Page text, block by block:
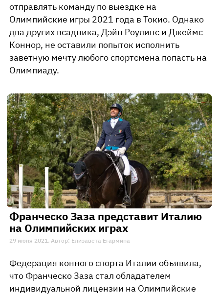
отправлять команду по выездке на
Олимпийские игры 2021 года в Токио. Однако
два других всадника, Дэйн Роулинс и Джеймс
Коннор, не оставили попыток исполнить
заветную мечту любого спортсмена попасть на
Олимпиаду.
Франческо Заза представит Италию
на Олимпийских играх
29 июня 2021. Автор: Елизавета Егармина
Федерация конного спорта Италии объявила,
что Франческо Заза стал обладателем
индивидуальной лицензии на Олимпийские